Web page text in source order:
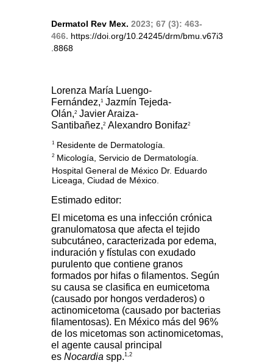
Dermatol Rev Mex. 2023; 67 (3): 463-
466. https://doi.org/10.24245/drm/bmu.v67i3
.8868
Lorenza María Luengo-
Fernández,1
Jazmín Tejeda-
Olán,2 Javier Araiza-
Santibañez,2 Alexandro Bonifaz2
1 Residente de Dermatología.
2 Micología, Servicio de Dermatología.
Hospital General de México Dr. Eduardo
Liceaga, Ciudad de México.
Estimado editor:
El micetoma es una infección crónica
granulomatosa que afecta el tejido
subcutáneo, caracterizada por edema,
induración y fístulas con exudado
purulento que contiene granos
formados por hifas o filamentos. Según
su causa se clasifica en eumicetoma
(causado por hongos verdaderos) o
actinomicetoma (causado por bacterias
filamentosas). En México más del 96%
de los micetomas son actinomicetomas,
el agente causal principal
es Nocardia spp.1,2